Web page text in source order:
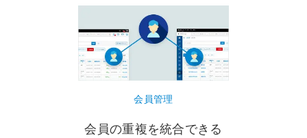
会員管理
会員の重複を統合できる